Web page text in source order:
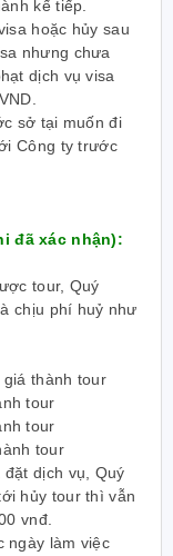
kế tiếp.
hoặc hủy sau
nhưng chưa
dịch vụ visa
sở tại muốn đi
Công ty trước
đã xác nhận):
tour, Quý
chịu phí huỷ như
giá thành tour
tour
tour
tour
dịch vụ, Quý
hủy tour thì vẫn
vnđ.
ngày làm việc